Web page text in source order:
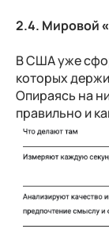
2.4. Мировой
В США уже
которых
Опираясь на
правильно и